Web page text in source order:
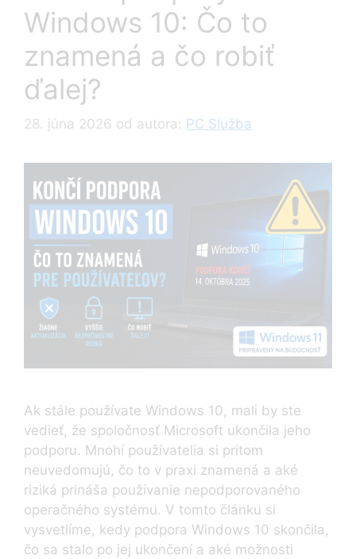
Windows 10: Čo to
znamená a čo robiť
ďalej?
28. júna 2026 od autora: PC Služba
Ak stále používate Windows 10, mali by ste
vedieť, že spoločnosť Microsoft ukončila jeho
podporu. Mnohí používatelia si pritom
neuvedomujú, čo to v praxi znamená a aké
riziká prináša používanie nepodporovaného
operačného systému. V tomto článku si
vysvetlíme, kedy podpora Windows 10 skončila,
čo sa stalo po jej ukončení a aké možnosti